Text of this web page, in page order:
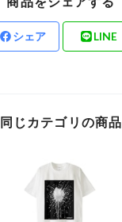
シェア LINE
同じカテゴリの商品